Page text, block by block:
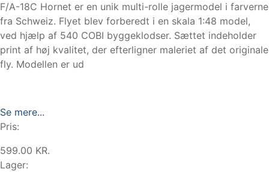
F/A-18C Hornet er en unik multi-rolle jagermodel i farverne
fra Schweiz. Flyet blev forberedt i en skala 1:48 model,
ved hjælp af 540 COBI byggeklodser. Sættet indeholder
print af høj kvalitet, der efterligner maleriet af det originale
fly. Modellen er ud
Se mere...
Pris:
599.00 KR.
Lager: